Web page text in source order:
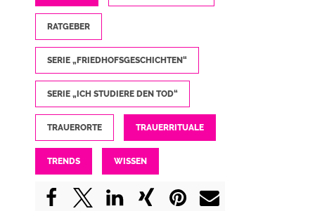
RATGEBER
SERIE „FRIEDHOFSGESCHICHTEN“
SERIE „ICH STUDIERE DEN TOD“
TRAUERORTE TRAUERRITUALE
TRENDS WISSEN